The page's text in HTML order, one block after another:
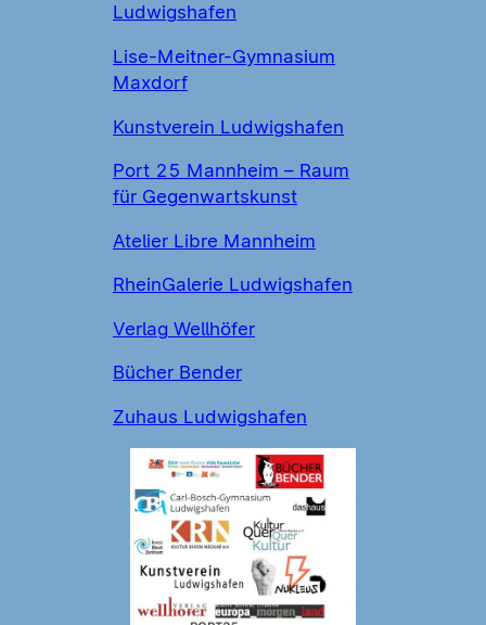
Ludwigshafen
Lise-Meitner-Gymnasium
Maxdorf
Kunstverein Ludwigshafen
Port 25 Mannheim – Raum
für Gegenwartskunst
Atelier Libre Mannheim
RheinGalerie Ludwigshafen
Verlag Wellhöfer
Bücher Bender
Zuhaus Ludwigshafen